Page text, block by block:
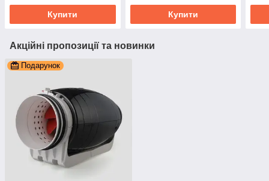
Купити Купити
Акційні пропозиції та новинки
Подарунок